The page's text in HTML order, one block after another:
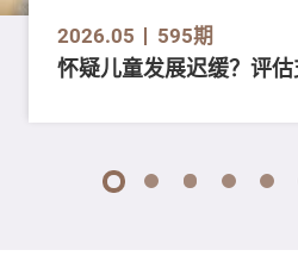
2026.05 595期
怀疑儿童发展迟缓？评
1 2 3 4 5